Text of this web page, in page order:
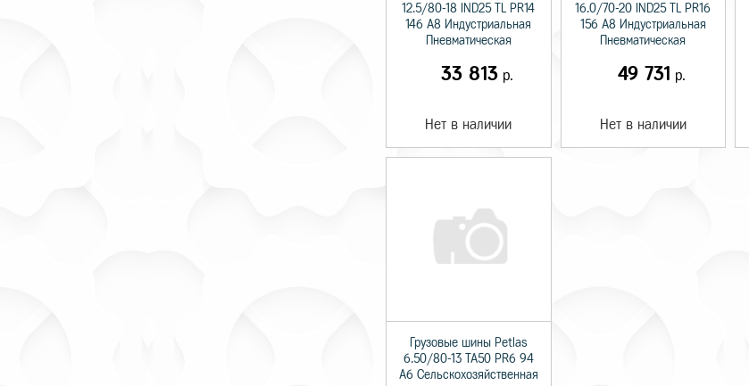
12.5/80-18 IND25 TL PR14
146 A8 Индустриальная
Пневматическая
33 813 р.
Нет в наличии
16.0/70-20 IND25 TL PR16
156 A8 Индустриальная
Пневматическая
49 731 р.
Нет в наличии
Грузовые шины Petlas
6.50/80-13 TA50 PR6 94
A6 Сельскохозяйственная